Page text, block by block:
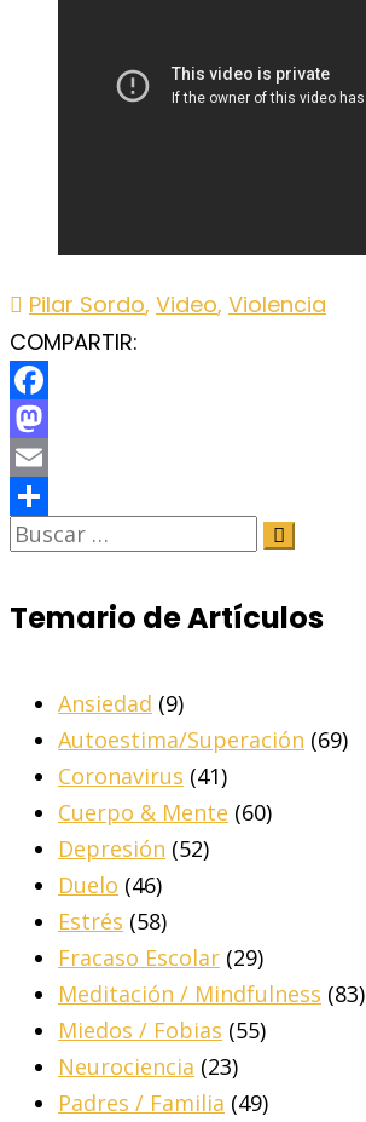
Pilar Sordo, Video, Violencia
COMPARTIR:
Facebook
Mastodon
Email
Share
Temario de Artículos
Ansiedad (9)
Autoestima/Superación (69)
Coronavirus (41)
Cuerpo & Mente (60)
Depresión (52)
Duelo (46)
Estrés (58)
Fracaso Escolar (29)
Meditación / Mindfulness (83)
Miedos / Fobias (55)
Neurociencia (23)
Padres / Familia (49)